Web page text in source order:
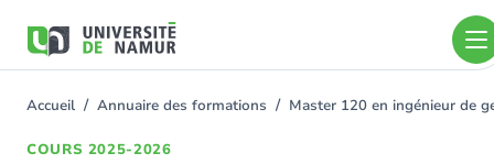
contenu
You
Accueil Annuaire des formations Master 120 en ingénieur de
COURS 2025-2026